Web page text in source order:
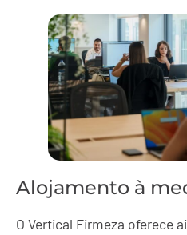
Alojamento à
O Vertical Firmeza oferece